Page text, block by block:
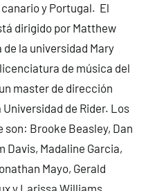
y Portugal. El
dirigido por Matthew
la universidad Mary
de música del
master de dirección
de Rider. Los
son: Brooke Beasley, Dan
Davis, Madaline Garcia,
Mayo, Gerald